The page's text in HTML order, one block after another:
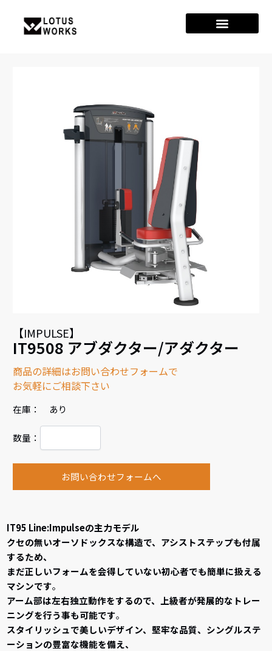
【IMPULSE】
IT9508 アブダクター/アダクター
商品の詳細はお問い合わせフォームで
お気軽にご相談下さい
在庫： あり
数量：
お問い合わせフォームへ
IT95 Line:Impulseの主力モデル
クセの無いオーソドックスな構造で、アシストステップも付属
するため、
まだ正しいフォームを会得していない初心者でも簡単に扱える
マシンです。
アーム部は左右独立動作をするので、上級者が発展的なトレー
ニングを行う事も可能です。
スタイリッシュで美しいデザイン、堅牢な品質、シングルステ
ーションの豊富な機能を備え、